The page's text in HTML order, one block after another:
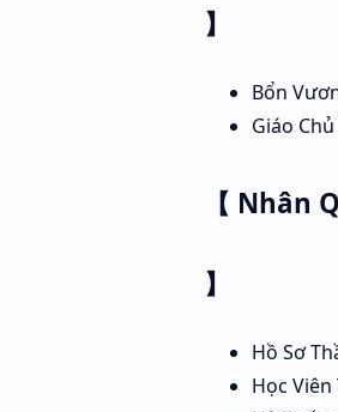
】
Bổn
Giáo
【 Nhân
】
Hồ Sơ
Học